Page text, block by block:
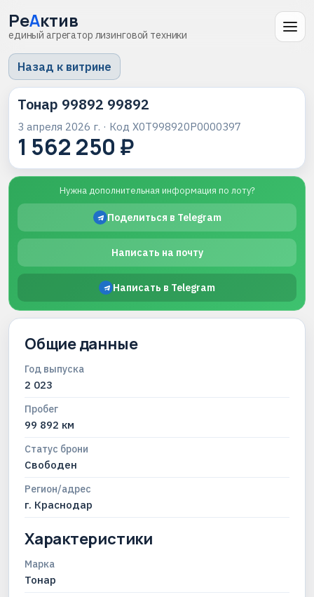
РеАктив
единый агрегатор лизинговой техники
Назад к витрине
Тонар 99892 99892
3 апреля 2026 г. · Код X0T998920P0000397
1 562 250 ₽
Нужна дополнительная информация по лоту?
Поделиться в Telegram
Написать на почту
Написать в Telegram
Общие данные
Год выпуска
2 023
Пробег
99 892 км
Статус брони
Свободен
Регион/адрес
г. Краснодар
Характеристики
Марка
Тонар